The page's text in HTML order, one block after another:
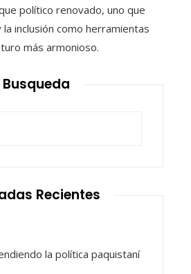
político renovado, uno que
inclusión como herramientas
más armonioso.
Busqueda
Recientes
la política paquistaní